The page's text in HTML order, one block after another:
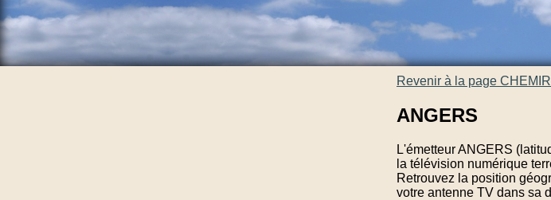
Revenir à la page
ANGERS
L'émetteur ANGERS
la télévision numérique
Retrouvez la position
votre antenne TV dans sa